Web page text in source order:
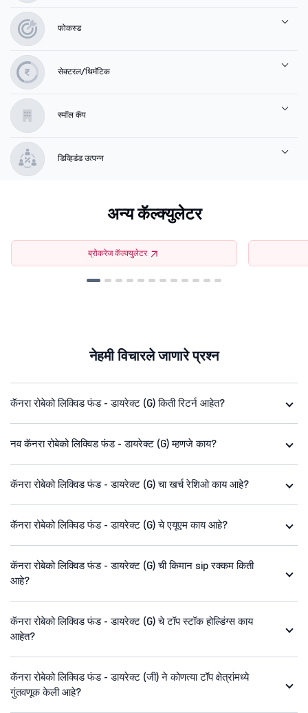
फोकस्ड
सेक्टरल/थिमॅटिक
स्मॉल कॅप
डिव्हिडंड उत्पन्न
अन्य कॅल्क्युलेटर
ब्रोकरेज कॅल्क्युलेटर
नेहमी विचारले जाणारे प्रश्न
कॅनरा रोबेको लिक्विड फंड - डायरेक्ट (G) किती रिटर्न आहेत?
नव कॅनरा रोबेको लिक्विड फंड - डायरेक्ट (G) म्हणजे काय?
कॅनरा रोबेको लिक्विड फंड - डायरेक्ट (G) चा खर्च रेशिओ काय आहे?
कॅनरा रोबेको लिक्विड फंड - डायरेक्ट (G) चे एयूएम काय आहे?
कॅनरा रोबेको लिक्विड फंड - डायरेक्ट (G) ची किमान sip रक्कम किती
आहे?
कॅनरा रोबेको लिक्विड फंड - डायरेक्ट (G) चे टॉप स्टॉक होल्डिंग्स काय
आहेत?
कॅनरा रोबेको लिक्विड फंड - डायरेक्ट (जी) ने कोणत्या टॉप क्षेत्रांमध्ये
गुंतवणूक केली आहे?